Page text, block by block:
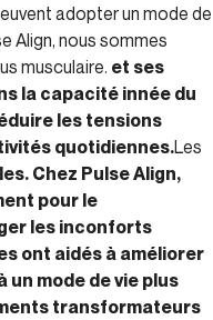
adopter un mode de
Align, nous sommes
musculaire. et ses
la capacité innée du
les tensions
quotidiennes.Les
Chez Pulse Align,
pour le
les inconforts
ont aidés à améliorer
mode de vie plus
transformateurs